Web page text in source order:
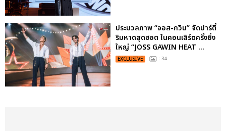
ประมวลภาพ “จอส-กวิน” จัดปาร์ตี้
ริมหาดสุดฮอต ในคอนเสิร์ตครั้งยิ่ง
ใหญ่ “JOSS GAWIN HEAT ...
EXCLUSIVE : 34